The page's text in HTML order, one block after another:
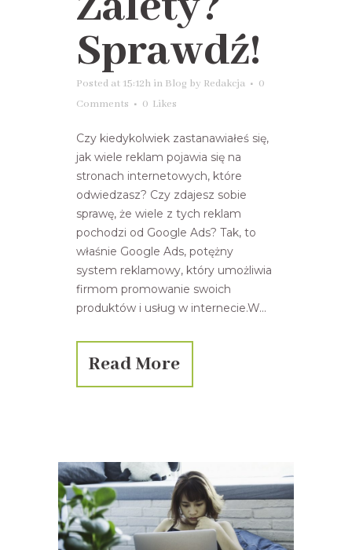
Sprawdź!
Posted at 15:12h in Blog by Redakcja
0
Comments
0 Likes
Czy kiedykolwiek zastanawiałeś się,
jak wiele reklam pojawia się na
stronach internetowych, które
odwiedzasz? Czy zdajesz sobie
sprawę, że wiele z tych reklam
pochodzi od Google Ads? Tak, to
właśnie Google Ads, potężny
system reklamowy, który umożliwia
firmom promowanie swoich
produktów i usług w internecie.W...
Read More